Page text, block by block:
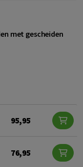
met gescheiden
95,95
76,95